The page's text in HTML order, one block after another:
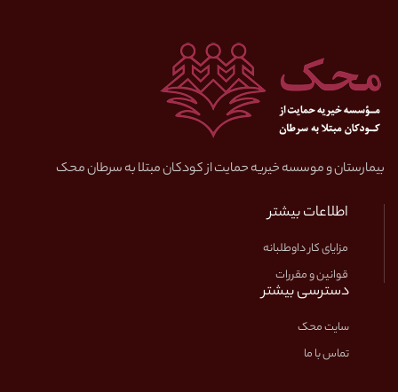
بیمارستان و موسسه خیریه حمایت از کودکان مبتلا به سرطان محک
اطلاعات بیشتر
مزایای کار داوطلبانه
قوانین و مقررات
دسترسی بیشتر
سایت محک
تماس با ما